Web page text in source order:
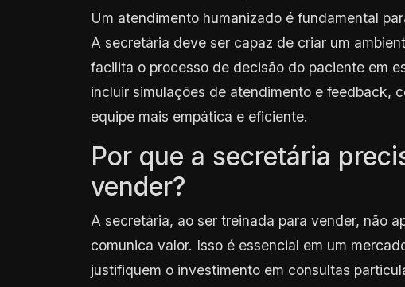
Um atendimento humanizado é fundamental
A secretária deve ser capaz de criar um
facilita o processo de decisão do paciente em
incluir simulações de atendimento e feedback,
equipe mais empática e eficiente.
Por que a secretária
vender?
A secretária, ao ser treinada para vender, não
comunica valor. Isso é essencial em um
justifiquem o investimento em consultas